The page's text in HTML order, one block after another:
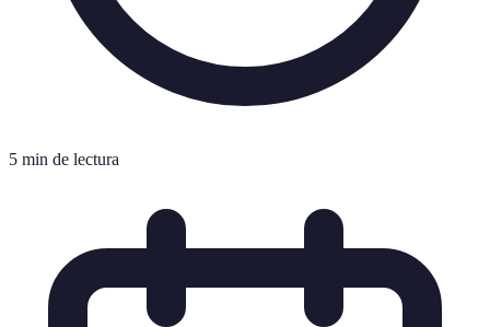
5 min de lectura